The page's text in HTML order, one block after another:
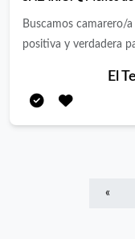
Buscamos camarero/
positiva y verdadera
alta actividad. Si te
servicio cercano y
El
«